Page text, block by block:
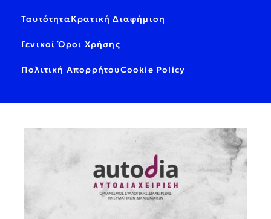
ΤαυτότηταΚρατική Διαφήμιση
Γενικοί Όροι Χρήσης
Πολιτική ΑπορρήτουCookie Policy